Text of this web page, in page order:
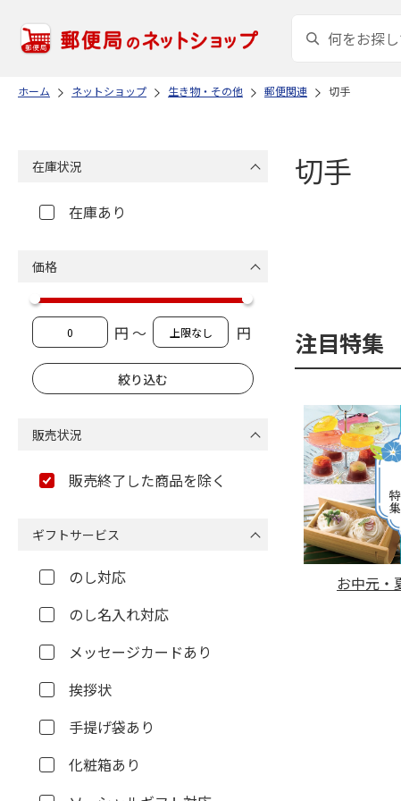
ホーム ネットショップ 生き物・その他 郵便関連 切手
切手
注目特集
お中元・
在庫状況
在庫あり
価格
円 ～ 円
販売状況
販売終了した商品を除く
ギフトサービス
のし対応
のし名入れ対応
メッセージカードあり
挨拶状
手提げ袋あり
化粧箱あり